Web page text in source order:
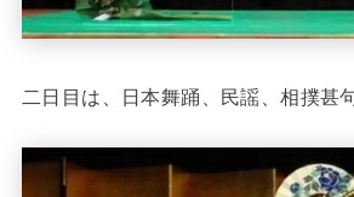
二日目は、日本舞踊、民謡、相撲甚